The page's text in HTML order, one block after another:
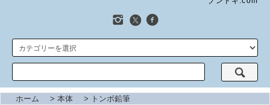
ホーム > 本体 > トンボ鉛筆